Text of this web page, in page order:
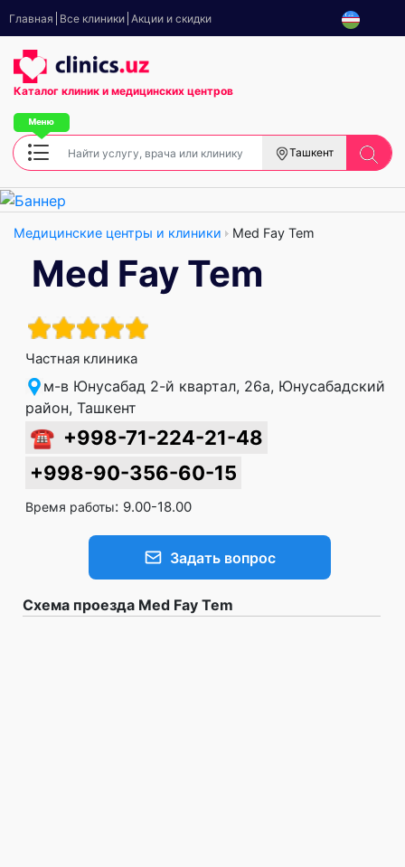
Главная Все клиники Акции и скидки
Каталог клиник и медицинских центров
Ташкент
Медицинские центры и клиники Med Fay Tem
Med Fay Tem
Частная клиника
м-в Юнусабад 2-й квартал, 26а, Юнусабадский
район, Ташкент
☎ +998-71-224-21-48
+998-90-356-60-15
Время работы: 9.00-18.00
Задать вопрос
Схема проезда Med Fay Tem